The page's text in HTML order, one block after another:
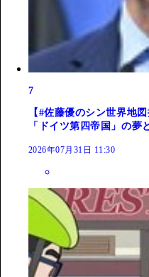
7
【#佐藤優のシン世界地
「ドイツ第四帝国」の夢
2026年07月31日 11:30